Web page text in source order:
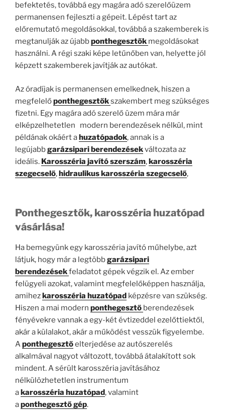
befektetés, továbbá egy magára adó szerelőüzem
permanensen fejleszti a gépeit. Lépést tart az
előremutató megoldásokkal, továbbá a szakemberek is
megtanulják az újabbponthegesztők megoldásokat
használni. A régi szaki képe letűnőben van, helyette jól
képzett szakemberek javítják az autókat.
Az óradíjak is permanensen emelkednek, hiszen a
megfelelőponthegesztőkszakembert meg szükséges
fizetni. Egy magára adó szerelő üzem mára már
elképzelhetetlen modern berendezések nélkül, mint
példának okáért ahuzatópadok, annak is a
legújabbgarázsipari berendezésekváltozata az
ideális. Karosszéria javító szerszám,karosszéria
szegecselő,hidraulikus karosszéria szegecselő,
Ponthegesztők, karosszéria huzatópad
vásárlása!
Ha bemegyünk egy karosszéria javító műhelybe, azt
látjuk, hogy már a legtöbbgarázsipari
berendezésekfeladatot gépek végzik el. Az ember
felügyeli azokat, valamint megfelelőképpen használja,
amihezkarosszéria huzatópad képzésre van szükség.
Hiszen a mai modern ponthegesztő berendezések
fényévekre vannak a egy-két évtizeddel ezelőttiektől,
akár a külalakot, akár a működést vesszük figyelembe.
Aponthegesztőelterjedése az autószerelés
alkalmával nagyot változott, továbbá átalakított sok
mindent. A sérült karosszéria javításához
nélkülözhetetlen instrumentum
akarosszéria huzatópad, valamint
aponthegesztő gép.